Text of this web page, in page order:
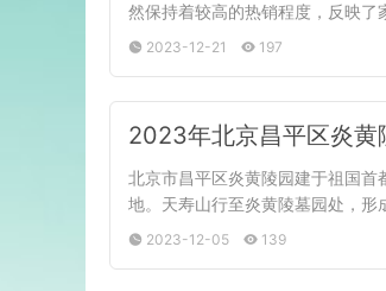
然保持着较高的热销程度，反映
2023-12-21 197
2023年北京昌平区炎黄
北京市昌平区炎黄陵园建于祖国
地。天寿山行至炎黄陵墓园处，
2023-12-05 139